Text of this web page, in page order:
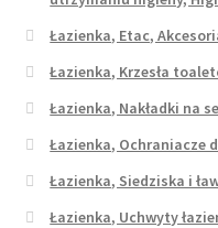
Łazienka, Etac,
Łazienka, Krzesła
Łazienka, Nakładki na
Łazienka, Ochraniacze
Łazienka, Siedziska i
Łazienka, Uchwyty